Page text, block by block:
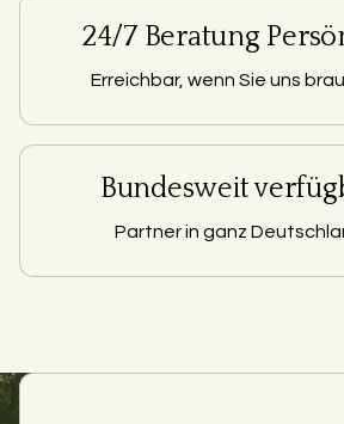
24/7 Beratung
Erreichbar, wenn Sie uns
Bundesweit
Partner in ganz